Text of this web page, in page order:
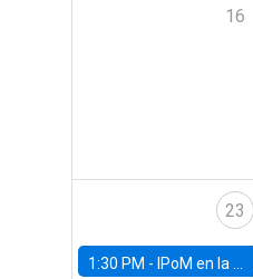
16
23
1:30 PM - IPoM en la Facultad